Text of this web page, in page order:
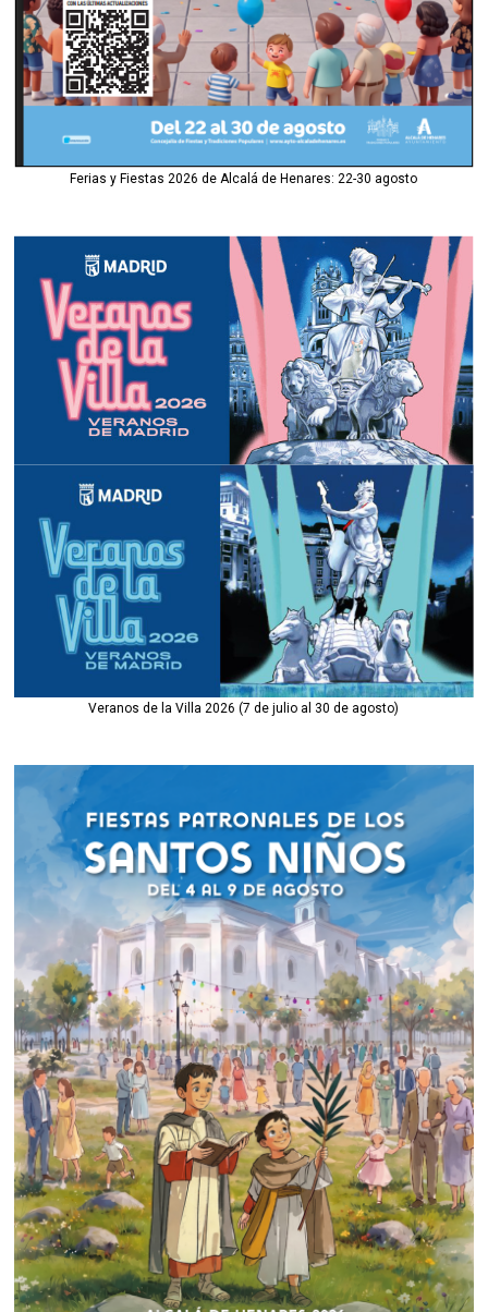
Ferias y Fiestas 2026 de Alcalá de Henares: 22-30 agosto
Veranos de la Villa 2026 (7 de julio al 30 de agosto)